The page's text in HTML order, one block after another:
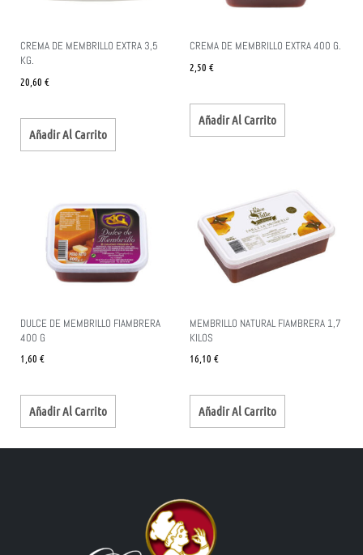
CREMA DE MEMBRILLO EXTRA 3,5
KG.
20,60 €
Añadir Al Carrito
CREMA DE MEMBRILLO EXTRA 400 G.
2,50 €
Añadir Al Carrito
DULCE DE MEMBRILLO FIAMBRERA
400 G
1,60 €
Añadir Al Carrito
MEMBRILLO NATURAL FIAMBRERA 1,7
KILOS
16,10 €
Añadir Al Carrito